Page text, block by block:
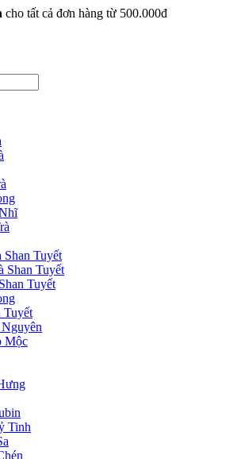
cho tất cả đơn hàng từ 500.000đ
Shan Tuyết
Shan Tuyết
Tuyết
Tuyết
Mộc
Tinh